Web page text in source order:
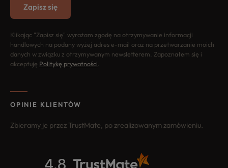
Zapisz się
Klikając "Zapisz się" wyrażam zgodę na otrzymywanie informacji
handlowych na podany wyżej adres e-mail oraz na przetwarzanie moich
danych w związku z otrzymywanym newsletterem. Zapoznałem się i
akceptuję Politykę prywatności
OPINIE KLIENTÓW
Zbieramy je przez TrustMate, po zrealizowanym zamówieniu.